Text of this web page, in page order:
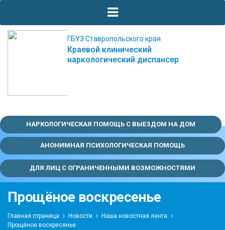
ГБУЗ Ставропольского края
Краевой клинический
наркологический диспансер
НАРКОЛОГИЧЕСКАЯ ПОМОЩЬ С ВЫЕЗДОМ НА ДОМ
АНОНИМНАЯ ПСИХОЛОГИЧЕСКАЯ ПОМОЩЬ
ДЛЯ ЛИЦ С ОГРАНИЧЕННЫМИ ВОЗМОЖНОСТЯМИ
Прощёное воскресенье
Главная страница Новости
Наша новостная лента
Прощёное воскресенье